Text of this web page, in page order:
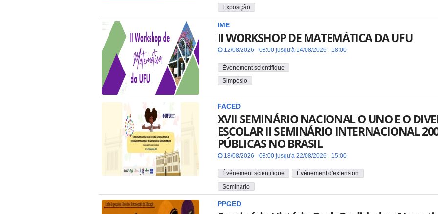
Exposição
IME
II WORKSHOP DE MATEMÁTICA DA UFU
12/08/2026 - 08:00 jusqu'à 14/08/2026 - 18:00
Événement scientifique
Simpósio
FACED
XVII SEMINÁRIO NACIONAL O UNO E O
ESCOLAR II SEMINÁRIO INTERNACIONAL
PÚBLICAS NO BRASIL
18/08/2026 - 08:00 jusqu'à 22/08/2026 - 15:00
Événement scientifique
Événement d'extension
Seminário
PPGED